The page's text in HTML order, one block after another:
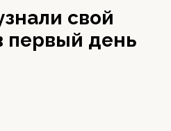
свой
первый день